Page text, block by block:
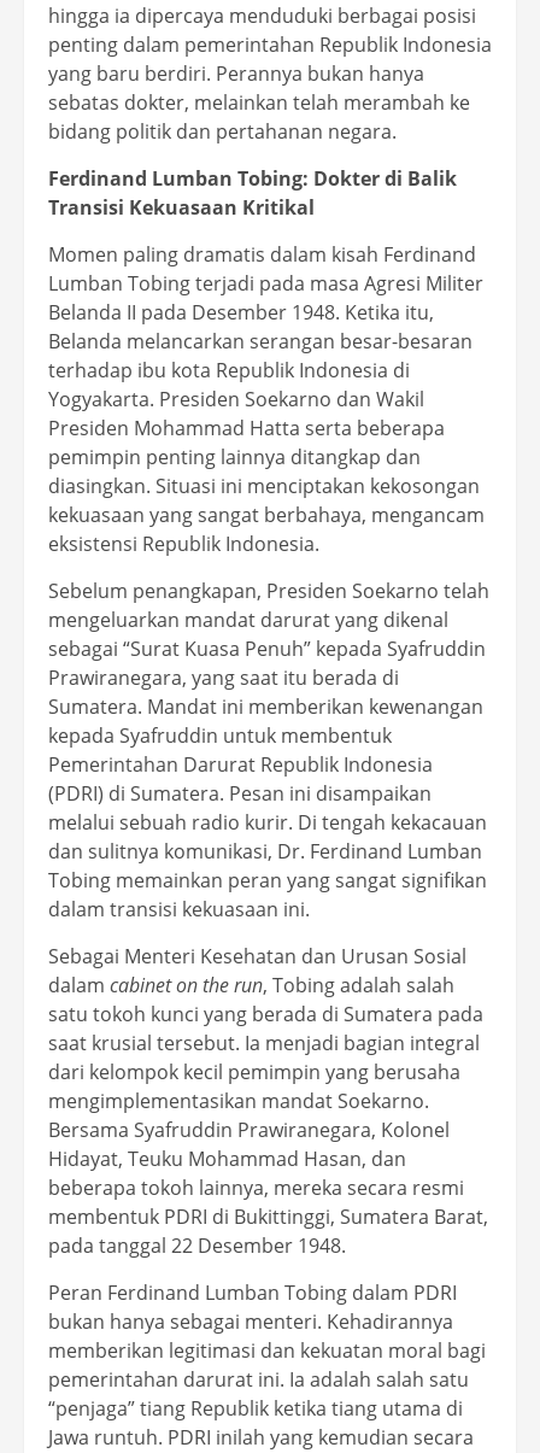
hingga ia dipercaya menduduki berbagai posisi
penting dalam pemerintahan Republik Indonesia
yang baru berdiri. Perannya bukan hanya
sebatas dokter, melainkan telah merambah ke
bidang politik dan pertahanan negara.
Ferdinand Lumban Tobing: Dokter di Balik
Transisi Kekuasaan Kritikal
Momen paling dramatis dalam kisah Ferdinand
Lumban Tobing terjadi pada masa Agresi Militer
Belanda II pada Desember 1948. Ketika itu,
Belanda melancarkan serangan besar-besaran
terhadap ibu kota Republik Indonesia di
Yogyakarta. Presiden Soekarno dan Wakil
Presiden Mohammad Hatta serta beberapa
pemimpin penting lainnya ditangkap dan
diasingkan. Situasi ini menciptakan kekosongan
kekuasaan yang sangat berbahaya, mengancam
eksistensi Republik Indonesia.
Sebelum penangkapan, Presiden Soekarno telah
mengeluarkan mandat darurat yang dikenal
sebagai “Surat Kuasa Penuh” kepada Syafruddin
Prawiranegara, yang saat itu berada di
Sumatera. Mandat ini memberikan kewenangan
kepada Syafruddin untuk membentuk
Pemerintahan Darurat Republik Indonesia
(PDRI) di Sumatera. Pesan ini disampaikan
melalui sebuah radio kurir. Di tengah kekacauan
dan sulitnya komunikasi, Dr. Ferdinand Lumban
Tobing memainkan peran yang sangat signifikan
dalam transisi kekuasaan ini.
Sebagai Menteri Kesehatan dan Urusan Sosial
dalam cabinet on the run, Tobing adalah salah
satu tokoh kunci yang berada di Sumatera pada
saat krusial tersebut. Ia menjadi bagian integral
dari kelompok kecil pemimpin yang berusaha
mengimplementasikan mandat Soekarno.
Bersama Syafruddin Prawiranegara, Kolonel
Hidayat, Teuku Mohammad Hasan, dan
beberapa tokoh lainnya, mereka secara resmi
membentuk PDRI di Bukittinggi, Sumatera Barat,
pada tanggal 22 Desember 1948.
Peran Ferdinand Lumban Tobing dalam PDRI
bukan hanya sebagai menteri. Kehadirannya
memberikan legitimasi dan kekuatan moral bagi
pemerintahan darurat ini. Ia adalah salah satu
“penjaga” tiang Republik ketika tiang utama di
Jawa runtuh. PDRI inilah yang kemudian secara